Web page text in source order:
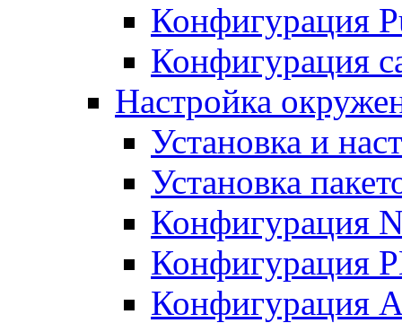
Конфигурация
Конфигурация
Настройка
Установка и
Установка
Конфигурация
Конфигурация
Конфигурация